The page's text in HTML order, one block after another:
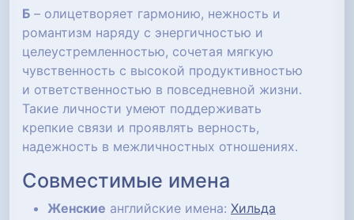
Б – олицетворяет гармонию, нежность и
романтизм наряду с энергичностью и
целеустремленностью, сочетая мягкую
чувственность с высокой продуктивностью
и ответственностью в повседневной жизни.
Такие личности умеют поддерживать
крепкие связи и проявлять верность,
надежность в межличностных отношениях.
Совместимые имена
Женские английские имена: Хильда